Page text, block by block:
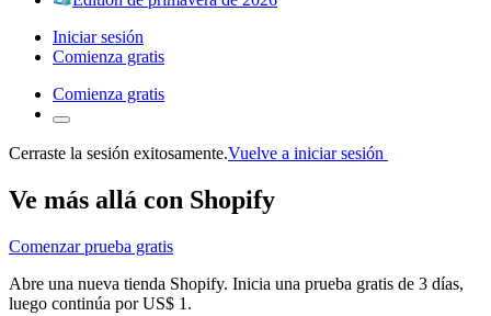
Iniciar sesión
Comienza gratis
Comienza gratis
Cerraste la sesión exitosamente.Vuelve a iniciar sesión
Ve más allá con Shopify
Comenzar prueba gratis
Abre una nueva tienda Shopify. Inicia una prueba gratis de 3 días,
luego continúa por US$ 1.